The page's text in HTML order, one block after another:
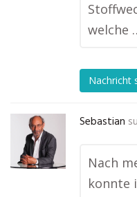
welche
Nachricht
Sebastian
Nach
konnte